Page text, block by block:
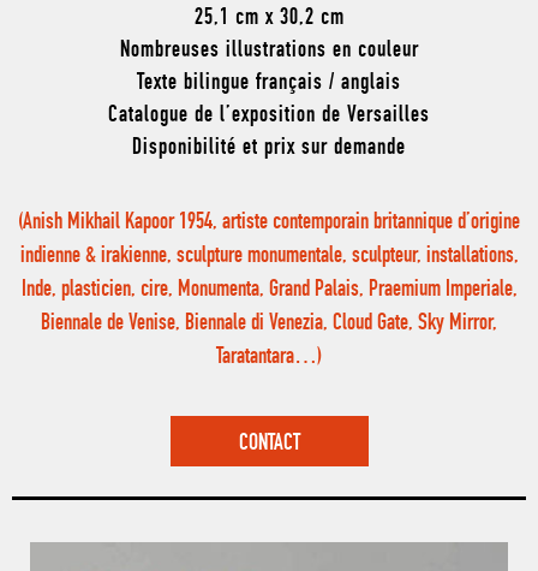
25,1 cm x 30,2 cm
Nombreuses illustrations en couleur
Texte bilingue français / anglais
Catalogue de l’exposition de Versailles
Disponibilité et prix sur demande
(Anish Mikhail Kapoor 1954, artiste contemporain britannique d’origine
indienne & irakienne, sculpture monumentale, sculpteur, installations,
Inde, plasticien, cire, Monumenta, Grand Palais, Praemium Imperiale,
Biennale de Venise, Biennale di Venezia, Cloud Gate, Sky Mirror,
Taratantara…)
CONTACT